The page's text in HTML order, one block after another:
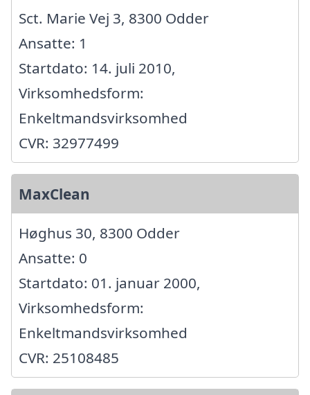
Sct. Marie Vej 3, 8300 Odder
Ansatte: 1
Startdato: 14. juli 2010,
Virksomhedsform:
Enkeltmandsvirksomhed
CVR: 32977499
MaxClean
Høghus 30, 8300 Odder
Ansatte: 0
Startdato: 01. januar 2000,
Virksomhedsform:
Enkeltmandsvirksomhed
CVR: 25108485